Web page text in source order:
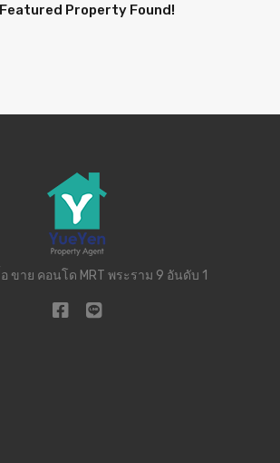
Featured Property Found!
ขาย คอนโด MRT พระราม 9 อันดับ 1